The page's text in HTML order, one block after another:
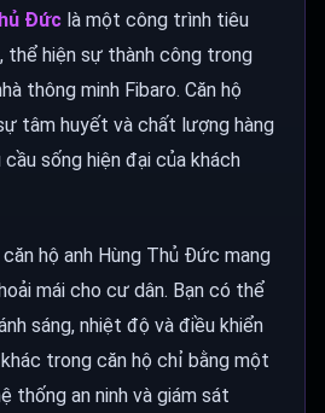
Đức là một công trình tiêu
thể hiện sự thành công trong
thông minh Fibaro. Căn hộ
tâm huyết và chất lượng hàng
sống hiện đại của khách
hộ anh Hùng Thủ Đức mang
mái cho cư dân. Bạn có thể
sáng, nhiệt độ và điều khiển
trong căn hộ chỉ bằng một
thống an ninh và giám sát